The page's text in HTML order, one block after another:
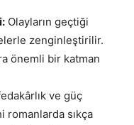
Olayların geçtiği
zenginleştirilir.
önemli bir katman
ve güç
sıkça